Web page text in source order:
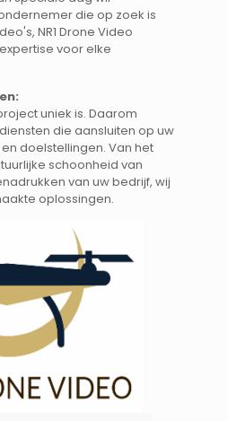
die op zoek is
NR1 Drone Video
voor elke
uniek is. Daarom
die aansluiten op uw
doelstellingen. Van het
schoonheid van
van uw bedrijf, wij
oplossingen.